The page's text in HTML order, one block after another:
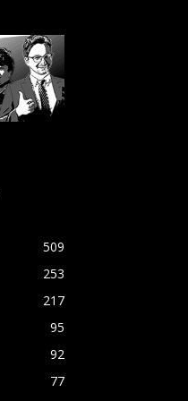
509
253
217
95
92
77